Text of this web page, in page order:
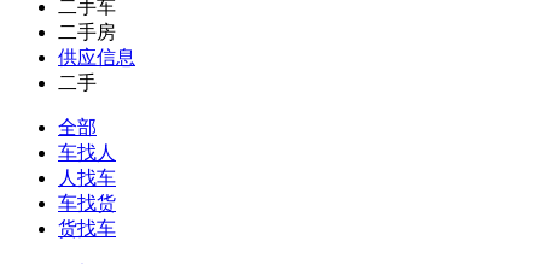
二手车
二手房
供应信息
二手
全部
车找人
人找车
车找货
货找车